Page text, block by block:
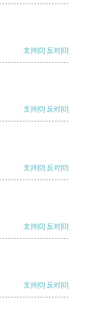
支持[0] 反对[0]
支持[0] 反对[0]
支持[0] 反对[0]
支持[0] 反对[0]
支持[0] 反对[0]